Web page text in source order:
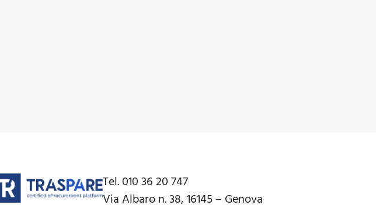
Tel. 010 36 20 747
Via Albaro n. 38, 16145 – Genova